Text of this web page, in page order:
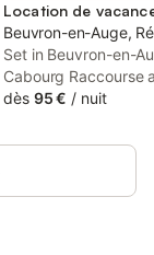
Beuvron-en-Auge,
Set in Beuvron-en-
Cabourg Raccourse
Cabourg Casino, Le
free private parking
dès 95 € / nuit